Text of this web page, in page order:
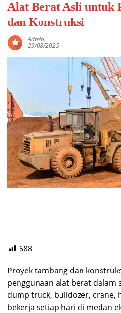
Alat Berat Asli untuk
dan Konstruksi
Admin
29/08/2025
688
Proyek tambang dan
penggunaan alat berat dalam
dump truck, bulldozer, crane,
bekerja setiap hari di medan